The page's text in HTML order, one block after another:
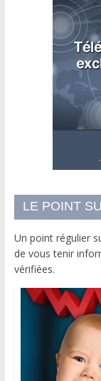
LE POINT
Un point régulier
de vous tenir
vérifiées.